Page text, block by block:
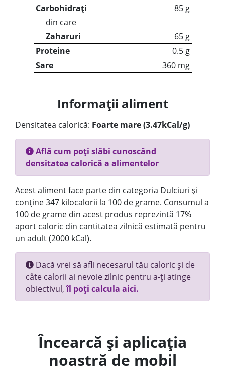
Carbohidrați
85 g
din care
Zaharuri
65 g
Proteine
0.5 g
Sare
360 mg
Informații aliment
Densitatea calorică: Foarte mare (3.47kCal/g)
Află cum poți slăbi cunoscând
densitatea calorică a alimentelor
Acest aliment face parte din categoria Dulciuri și
conține 347 kilocalorii la 100 de grame. Consumul a
100 de grame din acest produs reprezintă 17%
aport caloric din cantitatea zilnică estimată pentru
un adult (2000 kCal).
Dacă vrei să afli necesarul tău caloric și de
câte calorii ai nevoie zilnic pentru a-ți atinge
obiectivul,îl poți calcula aici.
Încearcă și aplicația
noastră de mobil